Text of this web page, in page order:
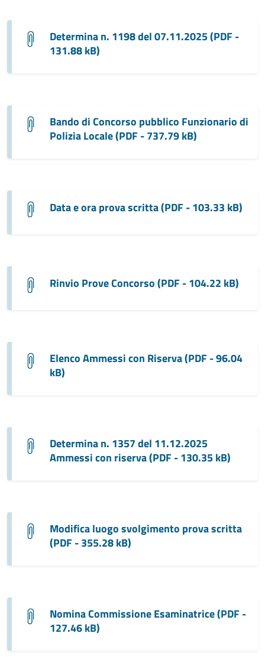
Determina n. 1198 del 07.11.2025 (PDF -
131.88 kB)
Bando di Concorso pubblico Funzionario di
Polizia Locale (PDF - 737.79 kB)
Data e ora prova scritta (PDF - 103.33 kB)
Rinvio Prove Concorso (PDF - 104.22 kB)
Elenco Ammessi con Riserva (PDF - 96.04
kB)
Determina n. 1357 del 11.12.2025
Ammessi con riserva (PDF - 130.35 kB)
Modifica luogo svolgimento prova scritta
(PDF - 355.28 kB)
Nomina Commissione Esaminatrice (PDF -
127.46 kB)